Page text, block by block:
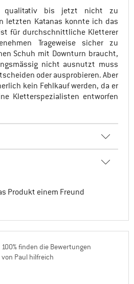
qualitativ bis jetzt nicht zu
letzten Katanas konnte ich das
für durchschnittliche Kletterer
Trageweise sicher zu
Schuh mit Downturn braucht,
nicht ausnutzt muss
oder ausprobieren. Aber
kein Fehlkauf werden, da er
Kletterspezialisten entworfen
Produkt einem Freund
100% finden die Bewertungen
von Paul hilfreich